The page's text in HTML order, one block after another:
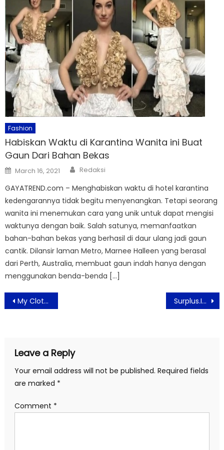
Fashion
Habiskan Waktu di Karantina Wanita ini Buat
Gaun Dari Bahan Bekas
Posted
on
March 16, 2021 Author
Redaksi
GAYATREND.com – Menghabiskan waktu di hotel karantina
kedengarannya tidak begitu menyenangkan. Tetapi seorang
wanita ini menemukan cara yang unik untuk dapat mengisi
waktunya dengan baik. Salah satunya, memanfaatkan
bahan-bahan bekas yang berhasil di daur ulang jadi gaun
cantik. Dilansir laman Metro, Marnee Halleen yang berasal
dari Perth, Australia, membuat gaun indah hanya dengan
menggunakan benda-benda […]
Post
navigation
My Clothes Koleksikan L’Avenir Fashion Gaya Urban Outfit Surplus.Id Berikan Solusi Perangi Sampah Makanan
Leave a Reply
Your email address will not be published. Required fields
are marked *
Comment *